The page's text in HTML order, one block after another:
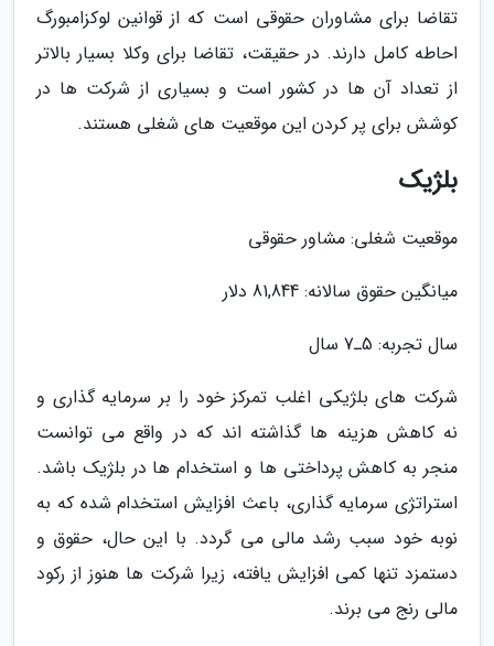
تقاضا برای مشاوران حقوقی است که از قوانین لوکزامبورگ
احاطه کامل دارند. در حقیقت، تقاضا برای وکلا بسیار بالاتر
از تعداد آن ها در کشور است و بسیاری از شرکت ها در
کوشش برای پر کردن این موقعیت های شغلی هستند.
بلژیک
موقعیت شغلی: مشاور حقوقی
میانگین حقوق سالانه: 81,844 دلار
سال تجربه: 5ـ7 سال
شرکت های بلژیکی اغلب تمرکز خود را بر سرمایه گذاری و
نه کاهش هزینه ها گذاشته اند که در واقع می توانست
منجر به کاهش پرداختی ها و استخدام ها در بلژیک باشد.
استراتژی سرمایه گذاری، باعث افزایش استخدام شده که به
نوبه خود سبب رشد مالی می گردد. با این حال، حقوق و
دستمزد تنها کمی افزایش یافته، زیرا شرکت ها هنوز از رکود
مالی رنج می برند.